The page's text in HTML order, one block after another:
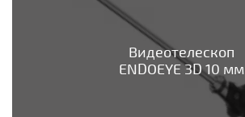
Видеотелескоп
ENDOEYE 3D 10 мм